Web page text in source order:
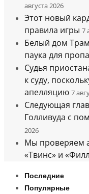
августа 2026
Этот новый
правила игры 7
Белый дом
паука для
Судья
к суду,
апелляцию 7
Следующая
Голливуда с
2026
Мы проверяем
«Твинс» и
Последние
Популярные